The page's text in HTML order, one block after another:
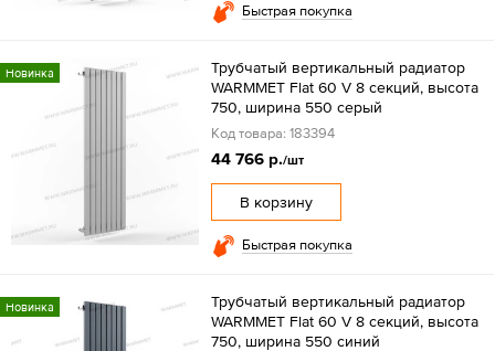
Быстрая покупка
Новинка
Трубчатый вертикальный радиатор
WARMMET Flat 60 V 8 секций, высота
750, ширина 550 серый
Код товара: 183394
44 766 р./шт
В корзину
Быстрая покупка
Новинка
Трубчатый вертикальный радиатор
WARMMET Flat 60 V 8 секций, высота
750, ширина 550 синий